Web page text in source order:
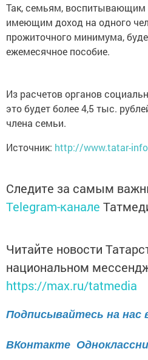
Так, семьям, воспитывающим
имеющим доход на одного
прожиточного минимума,
ежемесячное пособие.
Из расчетов органов
это будет более 4,5 тыс.
члена семьи.
Источник: http://www.tatar-
Следите за самым
Telegram-канале
Читайте новости
национальном
https://max.ru/tatmedia
Подписывайтесь на нас
ВКонтакте